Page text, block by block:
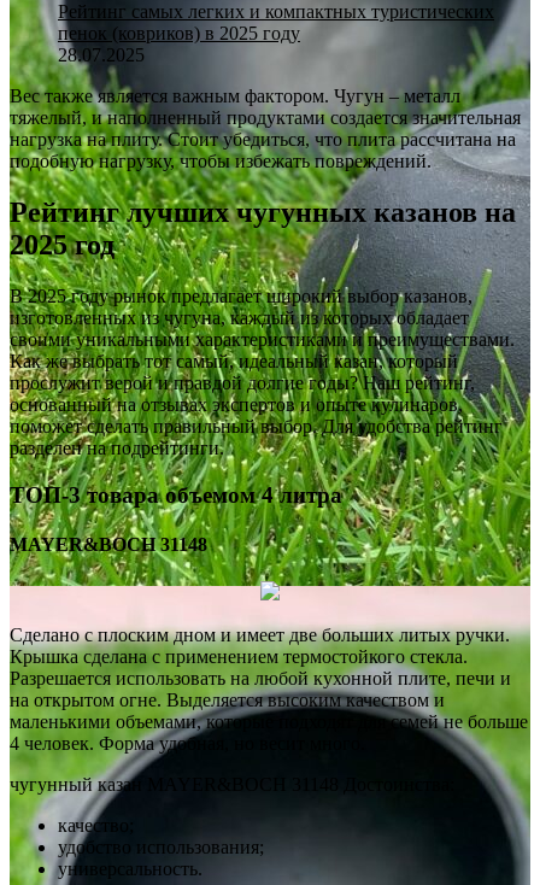
Рейтинг самых легких и компактных туристических
пенок (ковриков) в 2025 году
28.07.2025
Вес также является важным фактором. Чугун – металл
тяжелый, и наполненный продуктами создается значительная
нагрузка на плиту. Стоит убедиться, что плита рассчитана на
подобную нагрузку, чтобы избежать повреждений.
Рейтинг лучших чугунных казанов на
2025 год
В 2025 году рынок предлагает широкий выбор казанов,
изготовленных из чугуна, каждый из которых обладает
своими уникальными характеристиками и преимуществами.
Как же выбрать тот самый, идеальный казан, который
прослужит верой и правдой долгие годы? Наш рейтинг,
основанный на отзывах экспертов и опыте кулинаров,
поможет сделать правильный выбор. Для удобства рейтинг
разделен на подрейтинги.
ТОП-3 товара объемом 4 литра
MAYER&BOCH 31148
Сделано с плоским дном и имеет две больших литых ручки.
Крышка сделана с применением термостойкого стекла.
Разрешается использовать на любой кухонной плите, печи и
на открытом огне. Выделяется высоким качеством и
маленькими объемами, которые подходят для семей не больше
4 человек. Форма удобная, но весит много.
чугунный казан MAYER&BOCH 31148 Достоинства:
качество;
удобство использования;
универсальность.